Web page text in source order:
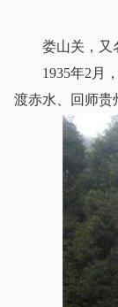
娄山关，又名
1935年2月，
渡赤水、回师贵